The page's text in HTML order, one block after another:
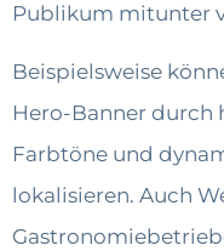
Publikum mitunter
Beispielsweise
Hero-Banner durch
Farbtöne und
lokalisieren. Auch